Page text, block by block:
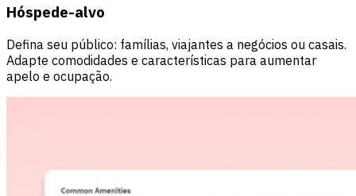
Hóspede-alvo
Defina seu público: famílias, viajantes a negócios ou casais.
Adapte comodidades e características para aumentar
apelo e ocupação.